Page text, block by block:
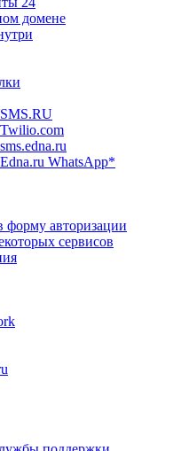
домене
WhatsApp*
форму авторизации
сервисов